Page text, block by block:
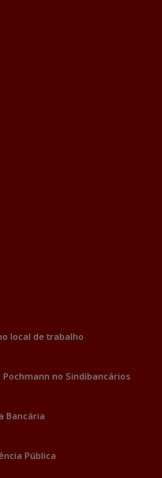
local de trabalho
no Sindibancários
Bancária
Pública